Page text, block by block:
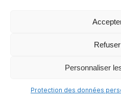
Personnaliser
Protection des données